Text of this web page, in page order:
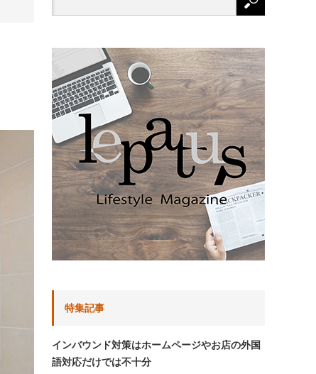
特集記事
インバウンド対策はホームページやお店の外国
語対応だけでは不十分